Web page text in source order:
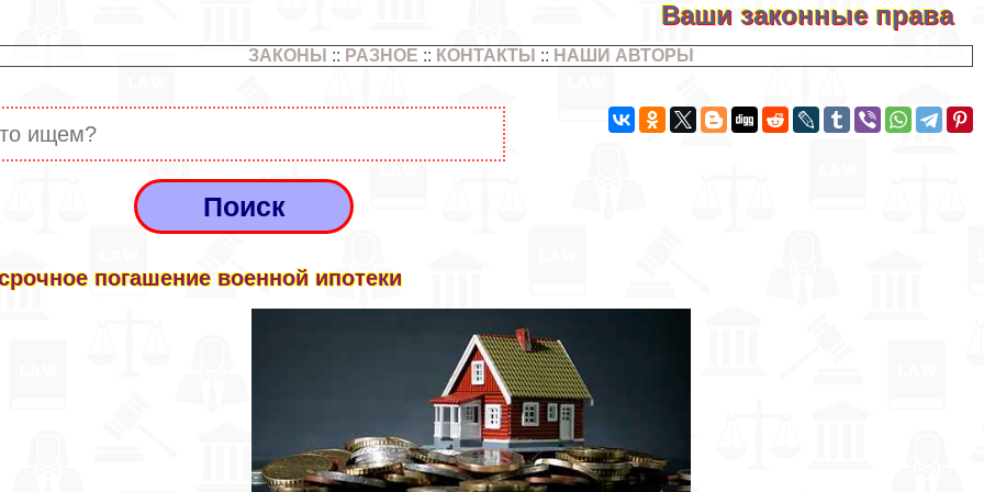
Ваши законные права
ЗАКОНЫ :: РАЗНОЕ :: КОНТАКТЫ :: НАШИ АВТОРЫ
погашение военной ипотеки